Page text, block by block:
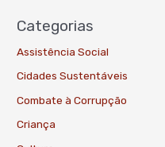
Categorias
Assistência Social
Cidades Sustentáveis
Combate à Corrupção
Criança